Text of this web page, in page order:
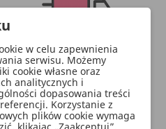
w celu zapewnienia
serwisu. Możemy
cookie własne oraz
analitycznych i
dopasowania treści
Korzystanie z
plików cookie wymaga